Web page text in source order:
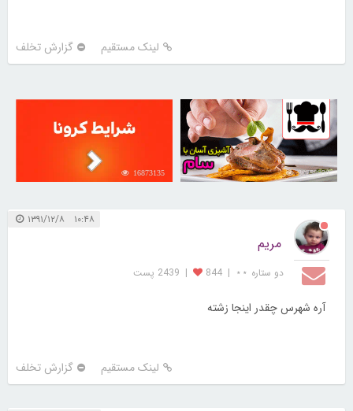
لینک مستقیم گزارش تخلف
30259930
16873135
۱۰:۴۸ ۱۳۹۱/۱۲/۸
مریم
دو ستاره ⋆⋆ |
844
| 2439 پست
آره شهرس چقدر اینجا زشته
لینک مستقیم گزارش تخلف